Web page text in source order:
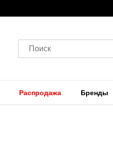
Поиск
Распродажа Бренды